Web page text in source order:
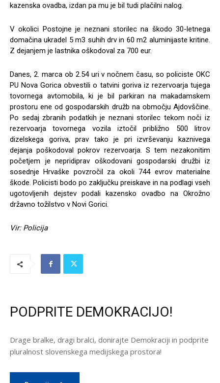
kazenska ovadba, izdan pa mu je bil tudi plačilni nalog.
V okolici Postojne je neznani storilec na škodo 30-letnega
domačina ukradel 5 m3 suhih drv in 60 m2 aluminijaste kritine.
Z dejanjem je lastnika oškodoval za 700 eur.
Danes, 2. marca ob 2.54 uri v nočnem času, so policiste OKC
PU Nova Gorica obvestili o tatvini goriva iz rezervoarja tujega
tovornega avtomobila, ki je bil parkiran na makadamskem
prostoru ene od gospodarskih družb na območju Ajdovščine.
Po sedaj zbranih podatkih je neznani storilec tekom noči iz
rezervoarja tovornega vozila iztočil približno 500 litrov
dizelskega goriva, prav tako je pri izvrševanju kaznivega
dejanja poškodoval pokrov rezervoarja. S tem nezakonitim
početjem je nepridiprav oškodovani gospodarski družbi iz
sosednje Hrvaške povzročil za okoli 744 evrov materialne
škode. Policisti bodo po zaključku preiskave in na podlagi vseh
ugotovljenih dejstev podali kazensko ovadbo na Okrožno
državno tožilstvo v Novi Gorici.
Vir: Policija
PODPRITE DEMOKRACIJO!
Drage bralke, dragi bralci, donirajte Demokraciji in podprite
pluralnost slovenskega medijskega prostora!